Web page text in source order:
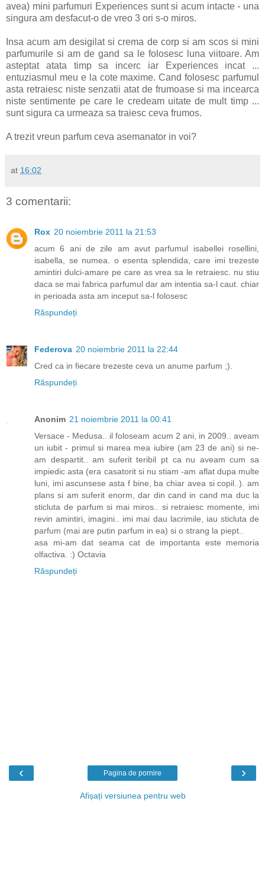
avea) mini parfumuri Experiences sunt si acum intacte - una
singura am desfacut-o de vreo 3 ori s-o miros.
Insa acum am desigilat si crema de corp si am scos si mini
parfumurile si am de gand sa le folosesc luna viitoare. Am
asteptat atata timp sa incerc iar Experiences incat ...
entuziasmul meu e la cote maxime. Cand folosesc parfumul
asta retraiesc niste senzatii atat de frumoase si ma incearca
niste sentimente pe care le credeam uitate de mult timp ...
sunt sigura ca urmeaza sa traiesc ceva frumos.
A trezit vreun parfum ceva asemanator in voi?
at 16:02
3 comentarii:
Rox 20 noiembrie 2011 la 21:53
acum 6 ani de zile am avut parfumul isabellei rosellini,
isabella, se numea. o esenta splendida, care imi trezeste
amintiri dulci-amare pe care as vrea sa le retraiesc. nu stiu
daca se mai fabrica parfumul dar am intentia sa-l caut. chiar
in perioada asta am inceput sa-l folosesc
Răspundeți
Federova 20 noiembrie 2011 la 22:44
Cred ca in fiecare trezeste ceva un anume parfum ;).
Răspundeți
Anonim 21 noiembrie 2011 la 00:41
Versace - Medusa.. il foloseam acum 2 ani, in 2009.. aveam
un iubit - primul si marea mea iubire (am 23 de ani) si ne-
am despartit.. am suferit teribil pt ca nu aveam cum sa
impiedic asta (era casatorit si nu stiam -am aflat dupa multe
luni, imi ascunsese asta f bine, ba chiar avea si copil..). am
plans si am suferit enorm, dar din cand in cand ma duc la
sticluta de parfum si mai miros.. si retraiesc momente, imi
revin amintiri, imagini.. imi mai dau lacrimile, iau sticluta de
parfum (mai are putin parfum in ea) si o strang la piept..
asa mi-am dat seama cat de importanta este memoria
olfactiva. :) Octavia
Răspundeți
‹ ›
Pagina de pornire
Afișați versiunea pentru web